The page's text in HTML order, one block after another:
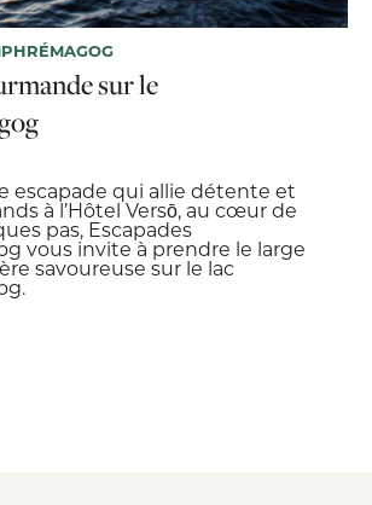
sur le
escapade qui allie détente et
à l’Hôtel Versō, au cœur de
pas, Escapades
vous invite à prendre le large
savoureuse sur le lac